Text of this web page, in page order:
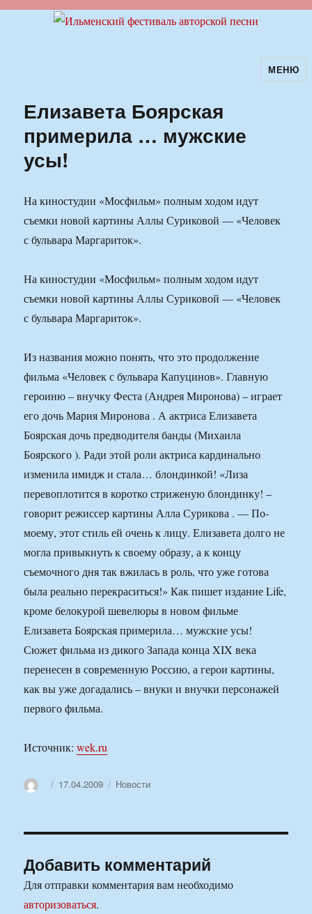
Ильменский фестиваль авторскойМЕНЮ
Елизавета Боярская
примерила … мужские
усы!
На киностудии «Мосфильм» полным ходом идут
съемки новой картины Аллы Суриковой — «Человек
с бульвара Маргариток».
На киностудии «Мосфильм» полным ходом идут
съемки новой картины Аллы Суриковой — «Человек
с бульвара Маргариток».
Из названия можно понять, что это продолжение
фильма «Человек с бульвара Капуцинов». Главную
героиню – внучку Феста (Андрея Миронова) – играет
его дочь Мария Миронова . А актриса Елизавета
Боярская дочь предводителя банды (Михаила
Боярского ). Ради этой роли актриса кардинально
изменила имидж и стала… блондинкой! «Лиза
перевоплотится в коротко стриженую блондинку! –
говорит режиссер картины Алла Сурикова . — По-
моему, этот стиль ей очень к лицу. Елизавета долго не
могла привыкнуть к своему образу, а к концу
съемочного дня так вжилась в роль, что уже готова
была реально перекраситься!» Как пишет издание Life,
кроме белокурой шевелюры в новом фильме
Елизавета Боярская примерила… мужские усы!
Сюжет фильма из дикого Запада конца XIX века
перенесен в современную Россию, а герои картины,
как вы уже догадались – внуки и внучки персонажей
первого фильма.
Источник:wek.ru
АвторОпубликовано
17.04.2009 Рубрики
Новости
Добавить комментарий
Для отправки комментария вам необходимо
авторизоваться.